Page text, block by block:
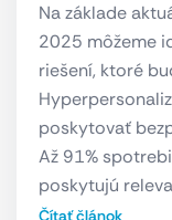
Na základe
2025 môžeme
riešení, ktoré
poskytovať
Až 91%
poskytujú
Čítať článok